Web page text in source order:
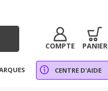
COMPTE PANIER
CENTRE D'AIDE